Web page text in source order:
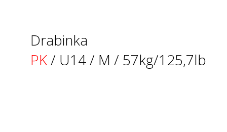
Drabinka
PK/ U14 / M / 57kg/125,7lb